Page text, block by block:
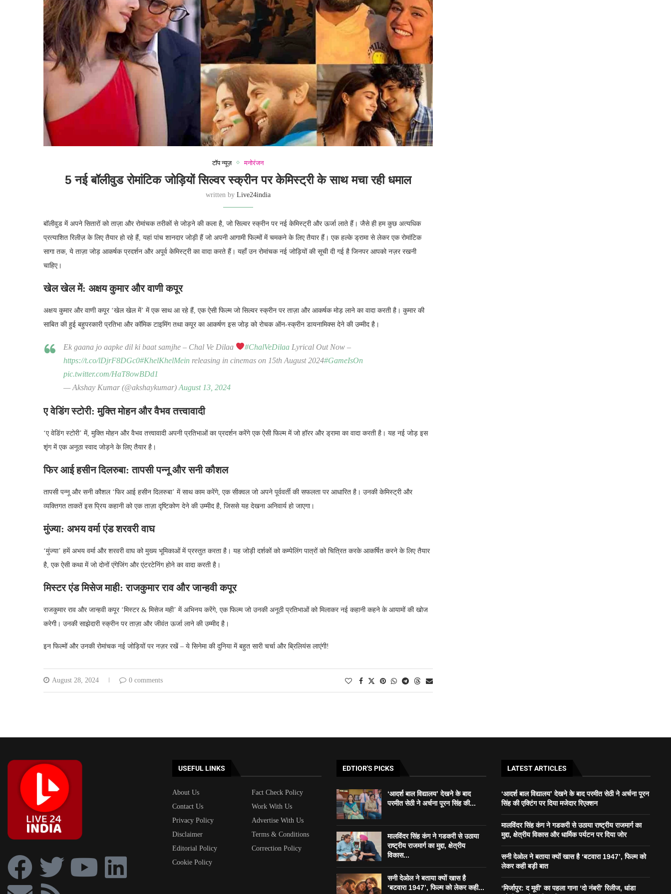
टॉप न्यूज़ मनोरंजन
5 नई बॉलीवुड रोमांटिक जोड़ियों​ सिल्वर स्क्रीन पर केमिस्ट्री के साथ मचा रही धमाल
written by Live24india
बॉलीवुड में अपने सितारों को ताज़ा और रोमांचक तरीकों से जोड़ने की कला है, जो सिल्वर स्क्रीन पर नई केमिस्ट्री और ऊर्जा लाते हैं। जैसे ही हम कुछ अत्यधिक
प्रत्याशित रिलीज़ के लिए तैयार हो रहे हैं, यहां पांच शानदार जोड़ी हैं जो अपनी आगामी फिल्मों में चमकने के लिए तैयार हैं। एक हल्के ड्रामा से लेकर एक रोमांटिक
सागा तक, ये ताज़ा जोड़ आकर्षक प्रदर्शन और अपूर्व केमिस्ट्री का वादा करते हैं। यहाँ उन रोमांचक नई जोड़ियों की सूची दी गई है जिनपर आपको नज़र रखनी
चाहिए।
खेल खेल में: अक्षय कुमार और वाणी कपूर
अक्षय कुमार और वाणी कपूर ‘खेल खेल में’ में एक साथ आ रहे हैं, एक ऐसी फिल्म जो सिल्वर स्क्रीन पर ताज़ा और आकर्षक मोड़ लाने का वादा करती है। कुमार की
साबित की हुई बहुपरकारी प्रतिभा और कॉमिक टाइमिंग तथा कपूर का आकर्षण इस जोड़ को रोचक ऑन-स्क्रीन डायनामिक्स देने की उम्मीद है।
Ek gaana jo aapke dil ki baat samjhe – Chal Ve Dilaa #ChalVeDilaa Lyrical Out Now –
https://t.co/lDjrF8DGc0#KhelKhelMein releasing in cinemas on 15th August 2024#GameIsOn
pic.twitter.com/HaT8owBDd1
— Akshay Kumar (@akshaykumar) August 13, 2024
ए वेडिंग स्टोरी: मुक्ति मोहन और वैभव तत्त्वावादी
‘ए वेडिंग स्टोरी’ में, मुक्ति मोहन और वैभव तत्त्वावादी अपनी प्रतिभाओं का प्रदर्शन करेंगे एक ऐसी फिल्म में जो हॉरर और ड्रामा का वादा करती है। यह नई जोड़ इस
शृंग में एक अनूठा स्वाद जोड़ने के लिए तैयार है।
फिर आई हसीन दिलरुबा: तापसी पन्नू और सनी कौशल
तापसी पन्नू और सनी कौशल ‘फिर आई हसीन दिलरुबा’ में साथ काम करेंगे, एक सीक्वल जो अपने पूर्ववर्ती की सफलता पर आधारित है। उनकी केमिस्ट्री और
व्यक्तिगत ताकतें इस प्रिय कहानी को एक ताज़ा दृष्टिकोण देने की उम्मीद है, जिससे यह देखना अनिवार्य हो जाएगा।
मुंज्या: अभय वर्मा एंड शरवरी वाघ
‘मुंज्या’ हमें अभय वर्मा और शरवरी वाघ को मुख्य भूमिकाओं में प्रस्तुत करता है। यह जोड़ी दर्शकों को कम्पेलिंग पात्रों को चित्रित करके आकर्षित करने के लिए तैयार
है, एक ऐसी कथा में जो दोनों एंगेजिंग और एंटरटेनिंग होने का वादा करती है।
मिस्टर एंड मिसेज माही: राजकुमार राव और जान्हवी कपूर
राजकुमार राव और जान्हवी कपूर ‘मिस्टर & मिसेज मही’ में अभिनय करेंगे, एक फिल्म जो उनकी अनूठी प्रतिभाओं को मिलाकर नई कहानी कहने के आयामों की खोज
करेगी। उनकी साझेदारी स्क्रीन पर ताज़ा और जीवंत ऊर्जा लाने की उम्मीद है।
इन फिल्मों और उनकी रोमांचक नई जोड़ियों पर नज़र रखें – ये सिनेमा की दुनिया में बहुत सारी चर्चा और ब्रिलियंस लाएंगी!
August 28, 2024 0 comments
USEFUL LINKS
About Us
Fact Check Policy
Contact Us
Work With Us
Privacy Policy
Advertise With Us
Disclaimer
Terms & Conditions
Editorial Policy
Correction Policy
Cookie Policy
EDTIOR'S PICKS
‘आदर्श बाल विद्यालय’ देखने के बाद
परमीत सेठी ने अर्चना पूरन सिंह की...
मालविंदर सिंह कंग ने गडकरी से उठाया
राष्ट्रीय राजमार्ग का मुद्दा, क्षेत्रीय
विकास...
सनी देओल ने बताया क्यों खास है
‘बटवारा 1947’, फिल्म को लेकर कही...
LATEST ARTICLES
‘आदर्श बाल विद्यालय’ देखने के बाद परमीत सेठी ने अर्चना पूरन
सिंह की एक्टिंग पर दिया मजेदार रिएक्शन
मालविंदर सिंह कंग ने गडकरी से उठाया राष्ट्रीय राजमार्ग का
मुद्दा, क्षेत्रीय विकास और धार्मिक पर्यटन पर दिया जोर
सनी देओल ने बताया क्यों खास है ‘बटवारा 1947’, फिल्म को
लेकर कही बड़ी बात
‘मिर्जापुर: द मूवी’ का पहला गाना ‘दो नंबरी’ रिलीज, धांडा